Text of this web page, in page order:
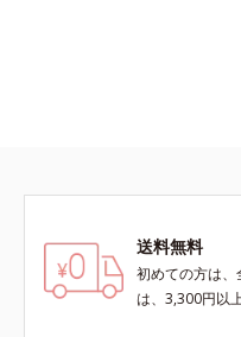
送料無料
初めての方は
は、3,300円以